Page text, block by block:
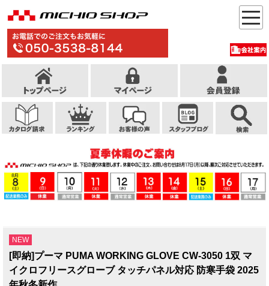
NEW
[即納]プーマ PUMA WORKING GLOVE CW-3050 1双 マ
イクロフリースグローブ タッチパネル対応 防寒手袋 2025